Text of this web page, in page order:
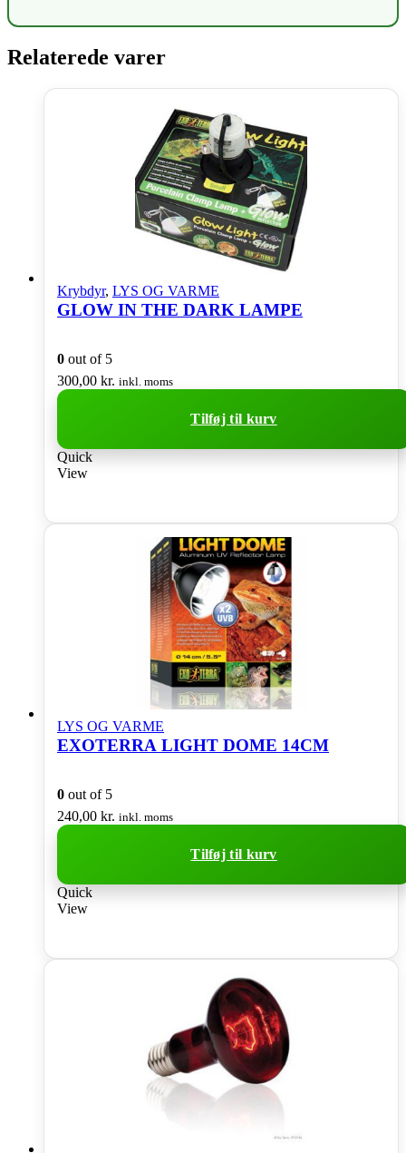
Relaterede varer
Krybdyr, LYS OG VARME
GLOW IN THE DARK LAMPE
0 out of 5
300,00 kr. inkl. moms
Tilføj til kurv
Quick
View
LYS OG VARME
EXOTERRA LIGHT DOME 14CM
0 out of 5
240,00 kr. inkl. moms
Tilføj til kurv
Quick
View